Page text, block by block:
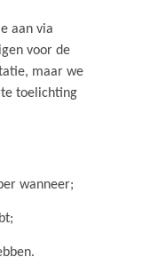
aan via
voor de
maar we
toelichting
wanneer;